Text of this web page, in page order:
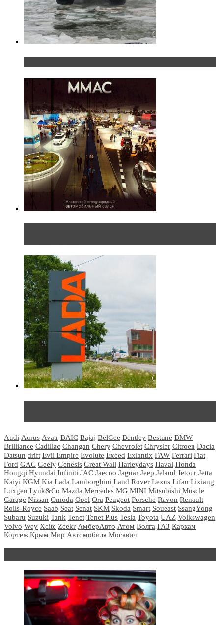
Audi Aurus Avatr BAIC Bajaj BelGee Bentley Bestune BMW
Brilliance Cadillac Changan Chery Chevrolet Chrysler Citroen Dacia
Datsun drift Evil Empire Evolute Exeed Exlantix FAW Ferrari Fiat
Ford GAC Geely Genesis Great Wall Harleydays Haval Honda
Hongqi Hyundai Infiniti JAC Jaecoo Jaguar Jeep Jeland Jetour Jetta
Kaiyi KGM Kia Lada Lamborghini Land Rover Lexus Lifan Lixiang
Luxgen Lynk&Co Mazda Mercedes MG MINI Mitsubishi Muscle
Garage Nissan Omoda Opel Ora Peugeot Porsche Ravon Renault
Rolls-Royce Saab Seat Senat SKM Skoda Smart Soueast SsangYong
Subaru Suzuki Tank Tenet Tenet Plus Tesla Toyota UAZ Volkswagen
Volvo Wey Xcite Zeekr АмберАвто Атом Волга ГАЗ Каркам
Кортеж Крым Мир Автомобиля Москвич